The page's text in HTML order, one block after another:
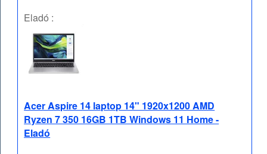
Eladó :
Acer Aspire 14 laptop 14" 1920x1200 AMD
Ryzen 7 350 16GB 1TB Windows 11 Home -
Eladó